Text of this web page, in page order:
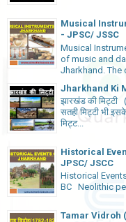
Musical
- JPSC/ JSSC
Musical
of music and
Jharkhand. The
Jharkhand Ki
झारखंड की
सतही मिट्टी भी
मिट्ट...
Historical
JPSC/ JSCC
Historical
BC Neolithic
Tamar Vidroh